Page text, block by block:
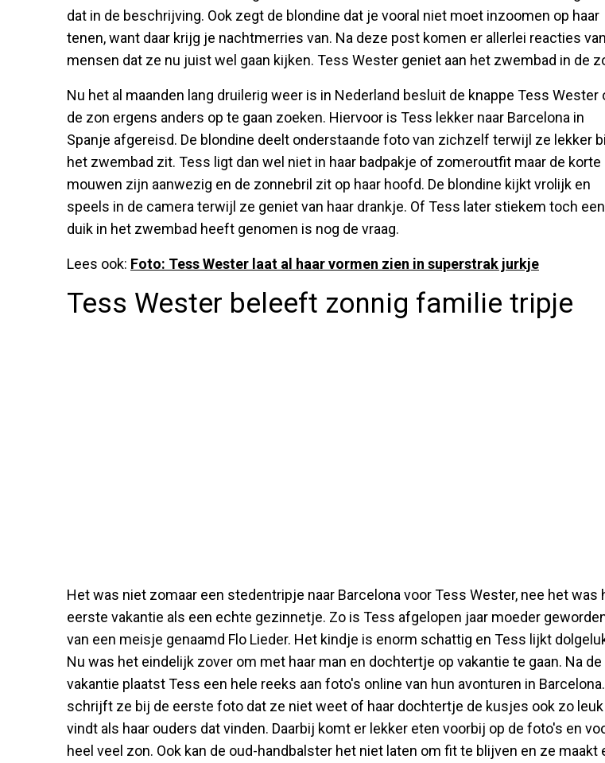
dat in de beschrijving. Ook zegt de blondine dat je vooral niet moet inzoomen op haar
tenen, want daar krijg je nachtmerries van. Na deze post komen er allerlei reacties van
mensen dat ze nu juist wel gaan kijken. Tess Wester geniet aan het zwembad in de
Nu het al maanden lang druilerig weer is in Nederland besluit de knappe Tess Wester
de zon ergens anders op te gaan zoeken. Hiervoor is Tess lekker naar Barcelona in
Spanje afgereisd. De blondine deelt onderstaande foto van zichzelf terwijl ze lekker
het zwembad zit. Tess ligt dan wel niet in haar badpakje of zomeroutfit maar de korte
mouwen zijn aanwezig en de zonnebril zit op haar hoofd. De blondine kijkt vrolijk en
speels in de camera terwijl ze geniet van haar drankje. Of Tess later stiekem toch een
duik in het zwembad heeft genomen is nog de vraag.
Lees ook: Foto: Tess Wester laat al haar vormen zien in superstrak jurkje
Tess Wester beleeft zonnig familie tripje
Het was niet zomaar een stedentripje naar Barcelona voor Tess Wester, nee het was
eerste vakantie als een echte gezinnetje. Zo is Tess afgelopen jaar moeder
van een meisje genaamd Flo Lieder. Het kindje is enorm schattig en Tess lijkt
Nu was het eindelijk zover om met haar man en dochtertje op vakantie te gaan. Na de
vakantie plaatst Tess een hele reeks aan foto's online van hun avonturen in
schrijft ze bij de eerste foto dat ze niet weet of haar dochtertje de kusjes ook zo leuk
vindt als haar ouders dat vinden. Daarbij komt er lekker eten voorbij op de foto's en
heel veel zon. Ook kan de oud-handbalster het niet laten om fit te blijven en ze maakt